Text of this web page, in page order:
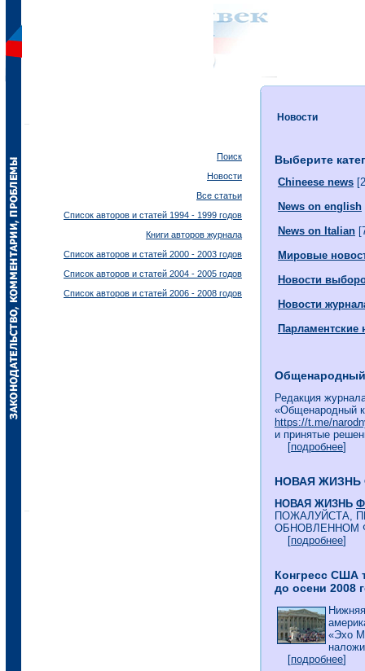
Поиск
Новости
Все статьи
Список авторов и статей 1994 - 1999 годов
Книги авторов журнала
Список авторов и статей 2000 - 2003 годов
Список авторов и статей 2004 - 2005 годов
Список авторов и статей 2006 - 2008 годов
Новости
Выберите
Chineese news
News on english
News on Italian
Мировые
Новости
Новости
Парламентские
Редакция
«Общенародный
https://t.me/
и принятые
[подробнее]
НОВАЯ
НОВАЯ ЖИЗНЬ
ПОЖАЛУЙСТА,
ОБНОВЛЕННОМ
[подробнее]
Конгресс США
до осени 2008
«Эхо
[подробнее]